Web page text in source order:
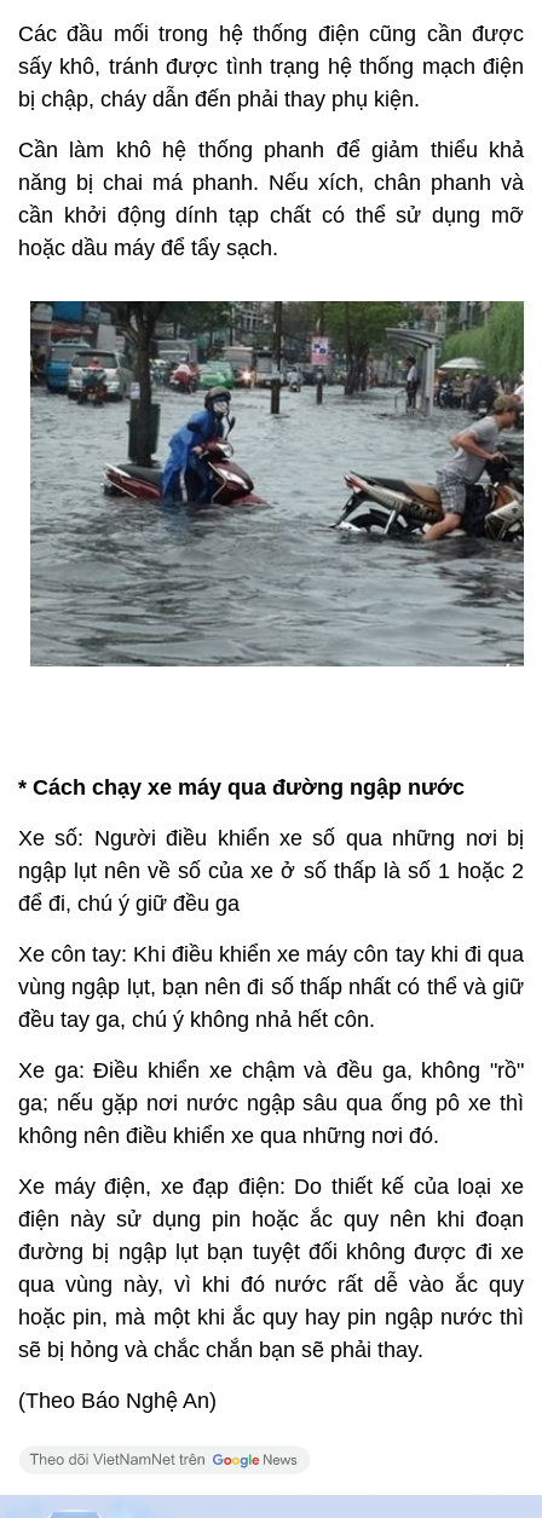
Các đầu mối trong hệ thống điện cũng cần được
sấy khô, tránh được tình trạng hệ thống mạch điện
bị chập, cháy dẫn đến phải thay phụ kiện.
Cần làm khô hệ thống phanh để giảm thiểu khả
năng bị chai má phanh. Nếu xích, chân phanh và
cần khởi động dính tạp chất có thể sử dụng mỡ
hoặc dầu máy để tẩy sạch.
* Cách chạy xe máy qua đường ngập nước
Xe số: Người điều khiển xe số qua những nơi bị
ngập lụt nên về số của xe ở số thấp là số 1 hoặc 2
để đi, chú ý giữ đều ga
Xe côn tay: Khi điều khiển xe máy côn tay khi đi qua
vùng ngập lụt, bạn nên đi số thấp nhất có thể và giữ
đều tay ga, chú ý không nhả hết côn.
Xe ga: Điều khiển xe chậm và đều ga, không "rồ"
ga; nếu gặp nơi nước ngập sâu qua ống pô xe thì
không nên điều khiển xe qua những nơi đó.
Xe máy điện, xe đạp điện: Do thiết kế của loại xe
điện này sử dụng pin hoặc ắc quy nên khi đoạn
đường bị ngập lụt bạn tuyệt đối không được đi xe
qua vùng này, vì khi đó nước rất dễ vào ắc quy
hoặc pin, mà một khi ắc quy hay pin ngập nước thì
sẽ bị hỏng và chắc chắn bạn sẽ phải thay.
(Theo Báo Nghệ An)